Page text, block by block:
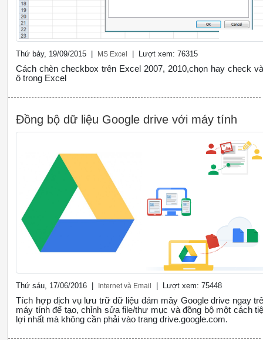
Thứ bảy, 19/09/2015 | MS Excel | Lượt xem: 76315
Cách chèn checkbox trên Excel 2007, 2010,chọn hay check
ô trong Excel
Đồng bộ dữ liệu Google drive với máy tính
Thứ sáu, 17/06/2016 | Internet và Email | Lượt xem: 75448
Tích hợp dịch vụ lưu trữ dữ liệu đám mây Google drive ngay
máy tính để tạo, chỉnh sửa file/thư mục và đồng bộ một cách
lợi nhất mà không cần phải vào trang drive.google.com.